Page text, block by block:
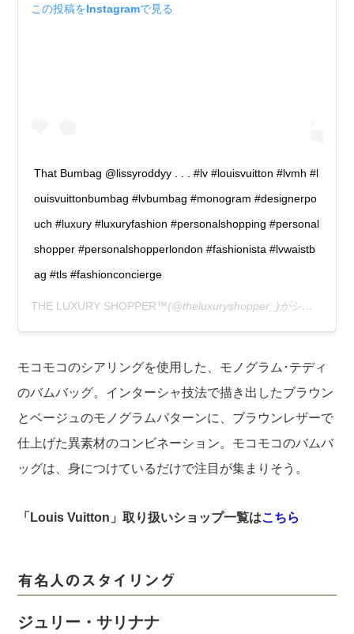
この投稿をInstagramで見る
That Bumbag @lissyroddyy . . . #lv #louisvuitton #lvmh #l
ouisvuittonbumbag #lvbumbag #monogram #designerpo
uch #luxury #luxuryfashion #personalshopping #personal
shopper #personalshopperlondon #fashionista #lvwaistb
ag #tls #fashionconcierge
THE LUXURY SHOPPER™(@theluxuryshopper_)がシェアした投稿 –
モコモコのシアリングを使用した、モノグラム･テディ
のバムバッグ。インターシャ技法で描き出したブラウン
とベージュのモノグラムパターンに、ブラウンレザーで
仕上げた異素材のコンビネーション。モコモコのバムバ
ッグは、身につけているだけで注目が集まりそう。
「Louis Vuitton」取り扱いショップ一覧はこちら
有名人のスタイリング
ジュリー・サリナナ